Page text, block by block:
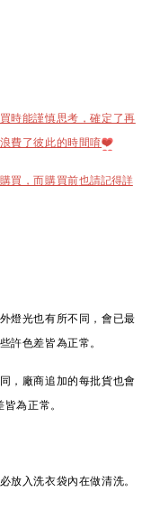
時能謹慎思考，確定了再
費了彼此的時間唷❤️
買，而購買前也請記得詳
燈光也有所不同，會已最
許色差皆為正常。
，廠商追加的每批貨也會
為正常。
放入洗衣袋內在做清洗。